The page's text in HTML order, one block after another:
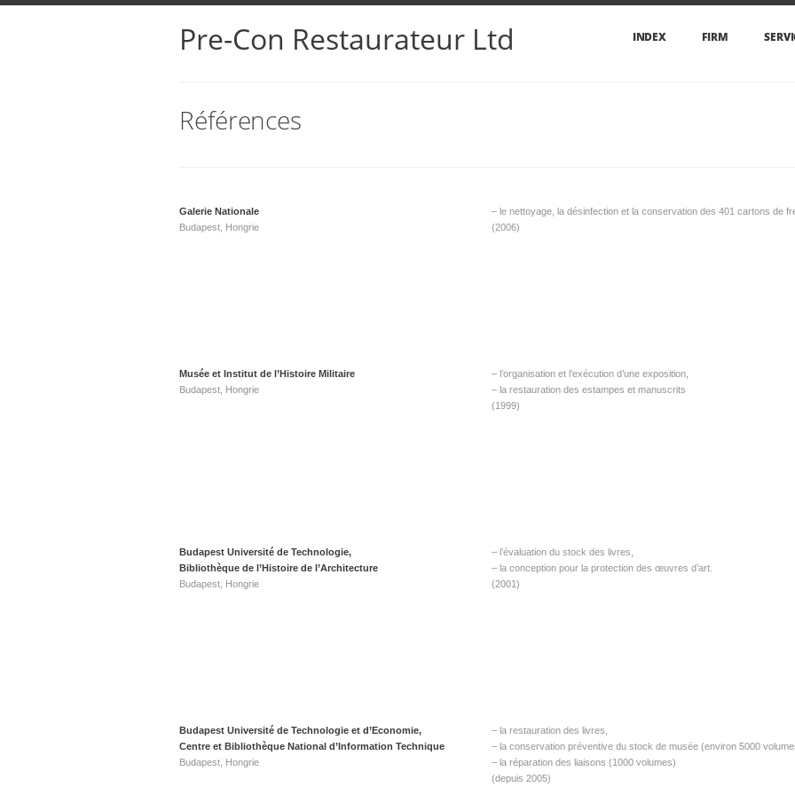
Pre-Con Restaurateur Ltd INDEX FIRM
Références
Galerie Nationale
Budapest, Hongrie
– le nettoyage, la désinfection et la conservation des 401 cartons de
(2006)
Musée et Institut de l’Histoire Militaire
Budapest, Hongrie
– l’organisation et l’exécution d’une exposition,
– la restauration des estampes et manuscrits
(1999)
Budapest Université de Technologie,
Bibliothèque de l’Histoire de l’Architecture
Budapest, Hongrie
– l’évaluation du stock des livres,
– la conception pour la protection des œuvres d’art.
(2001)
Budapest Université de Technologie et d’Economie,
Centre et Bibliothèque National d’Information Technique
Budapest, Hongrie
– la restauration des livres,
– la conservation préventive du stock de musée (environ 5000
– la réparation des liaisons (1000 volumes)
(depuis 2005)